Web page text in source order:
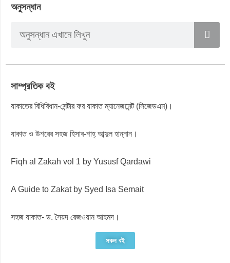
অনুসন্ধান
সাম্প্রতিক বই
যাকাতের বিধিবিধান-সেন্টার ফর যাকাত ম্যানেজমেন্ট (সিজেডএম)।
যাকাত ও উশরের সহজ হিসাব-শাহ্ আব্দুল হান্নান।
Fiqh al Zakah vol 1 by Yususf Qardawi
A Guide to Zakat by Syed Isa Semait
সহজ যাকাত- ড. সৈয়দ রেজওয়ান আহমদ।
সকল বই